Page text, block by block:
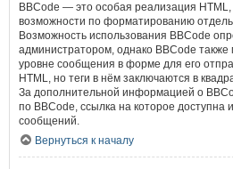
BBCode — это особая реализация
возможности по форматированию
Возможность использования BBCode
администратором, однако BBCode
уровне сообщения в форме для его
HTML, но теги в нём заключаются в
За дополнительной информацией о
по BBCode, ссылка на которое доступна
сообщений.
Вернуться к началу